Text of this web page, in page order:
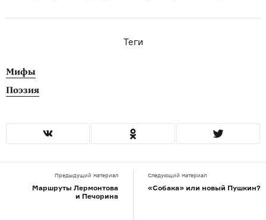
Теги
Мифы
Поэзия
Предыдущий материал
Маршруты Лермонтова
и Печорина
Следующий материал
«Собака» или новый Пушкин?